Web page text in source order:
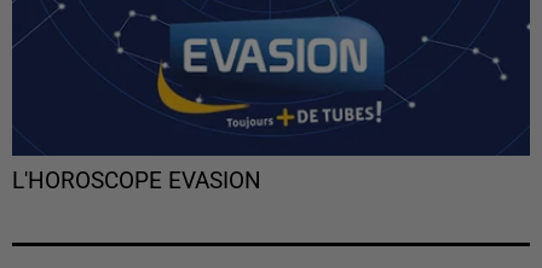
L'HOROSCOPE EVASION